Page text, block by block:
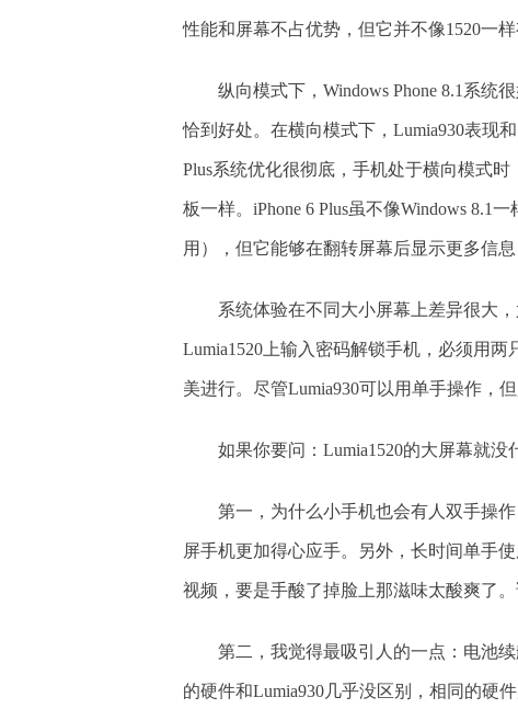
性能和屏幕不占优势，但它并不像1520一样
纵向模式下，Windows Phone 8.1系统
恰到好处。在横向模式下，Lumia930表现
Plus系统优化很彻底，手机处于横向模式
板一样。iPhone 6 Plus虽不像Windows 8.1
用），但它能够在翻转屏幕后显示更多信
系统体验在不同大小屏幕上差异很大
Lumia1520上输入密码解锁手机，必须用
美进行。尽管Lumia930可以用单手操作，
如果你要问：Lumia1520的大屏幕就没
第一，为什么小手机也会有人双手操
屏手机更加得心应手。另外，长时间单手
视频，要是手酸了掉脸上那滋味太酸爽了
第二，我觉得最吸引人的一点：电池
的硬件和Lumia930几乎没区别，相同的硬